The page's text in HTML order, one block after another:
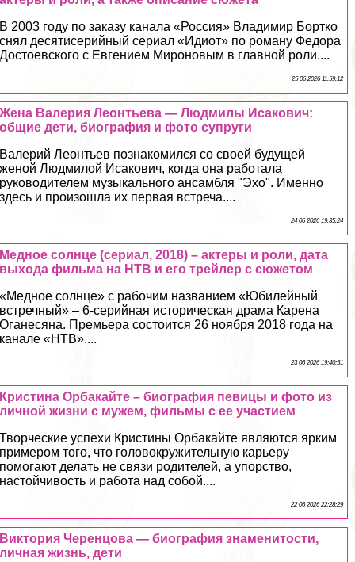
В 2003 году по заказу канала «Россия» Владимир Бортко
снял десятисерийный сериал «Идиот» по роману Федора
Достоевского с Евгением Мироновым в главной роли....
25 06 2026 11:59:12
Жена Валерия Леонтьева — Людмилы Исакович:
общие дети, биография и фото супруги
Валерий Леонтьев познакомился со своей будущей
женой Людмилой Исакович, когда она работала
руководителем музыкального ансамбля "Эхо". Именно
здесь и произошла их первая встреча....
24 06 2026 19:35:24
Медное солнце (сериал, 2018) – актеры и роли, дата
выхода фильма на НТВ и его трейлер с сюжетом
«Медное солнце» с рабочим названием «Юбилейный
встречный» – 6-серийная историческая драма Карена
Оганесяна. Премьера состоится 26 ноября 2018 года на
канале «НТВ»....
23 06 2026 19:40:51
Кристина Орбакайте – биография певицы и фото из
личной жизни с мужем, фильмы с ее участием
Творческие успехи Кристины Орбакайте являются ярким
примером того, что головокружительную карьеру
помогают делать не связи родителей, а упорство,
настойчивость и работа над собой....
22 06 2026 22:28:29
Виктория Черенцова — биография знаменитости,
личная жизнь, дети